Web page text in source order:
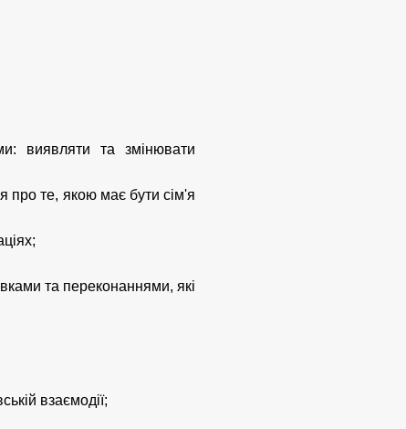
виявляти та змінювати
про те, якою має бути сім'я
та переконаннями, які
взаємодії;